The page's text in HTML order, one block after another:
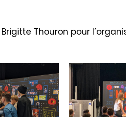
Thouron pour